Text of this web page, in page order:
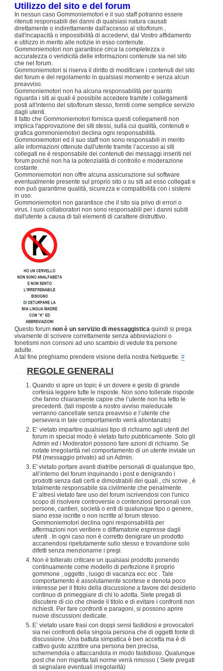
Utilizzo del sito e del forum
In nessun caso Gommoniemotori e il suo staff potranno essere
ritenuti responsabili dei danni di qualsiasi natura causati
direttamente o indirettamente dall'accesso al sito/forum ,
dall'incapacità o impossibilità di accedervi, dal Vostro affidamento
e utilizzo in merito alle notizie in esso contenute.
Gommoniemotori non garantisce circa la completezza o
accuratezza o veridicità delle informazioni contenute sia nel sito
che nel forum.
Gommoniemotori si riserva il diritto di modificare i contenuti del sito
del forum e del regolamento in qualsiasi momento e senza alcun
preavviso.
Gommoniemotori non ha alcuna responsabilità per quanto
riguarda i siti ai quali è possibile accedere tramite i collegamenti
posti all'interno del sito/forum stesso, forniti come semplice servizio
dagli utenti.
Il fatto che Gommoniemotori fornisca questi collegamenti non
implica l'approvazione dei siti stessi, sulla cui qualità, contenuti e
grafica gommoniemotori declina ogni responsabilità.
Gommoniemotori ed il suo staff non sono responsabili in merito
alle informazioni ottenute dall'utente tramite l’accesso ai siti
collegati ne è responsabile dei contenuti dei messaggi inseriti nel
forum poiché non ha la potenzialità di controllo e moderazione
costante.
Gommoniemotori non offre alcuna assicurazione sul software
eventualmente presente sul proprio sito o su siti ad esso collegati e
non può garantirne qualità, sicurezza e compatibilità con i sistemi
in uso.
Gommoniemotori non garantisce che il sito sia privo di errori o
virus. I suoi collaboratori non sono responsabili per i danni subiti
dall'utente a causa di tali elementi di carattere distruttivo.
Questo forum non è un servizio di messaggistica quindi si prega
vivamente di scrivere correttamente senza abbreviazioni o
fonetismi non consoni ad uno scambio di vedute tra persone
adulte.
A tal fine preghiamo prendere visione della nostra Netiquette. #
REGOLE GENERALI
Quando si apre un topic è un dovere e gesto di grande
cortesia leggere tutte le risposte. Non sono tollerate risposte
che fanno chiaramente capire che l’utente non ha letto le
precedenti. (tali risposte a nostro avviso maleducate
verranno cancellate senza preavviso e l’utente che
persevera in tale comportamento verrà allontanato)
E’ vietato impartire qualsiasi tipo di richiamo agli utenti del
forum in special modo è vietato farlo pubblicamente. Solo gli
Admin ed i Moderatori possono fare azioni di richiamo. Se
notate irregolarità nel comportamento di un utente inviate un
PM (messaggio privato) ad un Admin.
E' vietato portare avanti diatribe personali di qualunque tipo,
all’interno del forum inquinando i post e denigrando i
prodotti senza dati certi e dimostrabili dei quali , chi scrive , è
totalmente responsabile sia civilmente che penalmente.
E' altresì vietato fare uso del forum iscrivendosi con l'unico
scopo di risolvere controversie o contenziosi personali con
persone, cantieri, società o enti di qualunque tipo o genere,
siano esse iscritte o non iscritte al forum stesso.
Gommoniemotori declina ogni responsabilità per
affermazioni non veritiere o diffamatorie espresse dagli
utenti . In ogni caso non è corretto denigrare un prodotto
accanendosi ripetutamente sullo stesso e trovandone solo
difetti senza menzionarne i pregi.
Non è tollerato criticare un qualsiasi prodotto ponendo
continuamente come modello di perfezione il proprio
gommone , oggetto , luogo di vacanza ecc ecc . Tale
comportamento è assolutamente scortese e denota poco
interesse per il titolo della discussione a favore del desiderio
continuo di primeggiare di chi lo adotta. Siete pregati di
discutere di cio che chiede il titolo e di evitare i confronti non
richiesti. Per fare confronti e paragoni, si possono aprire
nuove discussioni dedicate.
E’ vietato usare frasi con doppi sensi fastidiosi e provocatori
sia nei confronti della singola persona che di oggetti fonte di
discussione. Una battuta simpatica è ben accetta ma è di
cattivo gusto azzittire una persona ben precisa,
schernendola o attaccandola in modo fastidioso. Qualunque
post che non rispetta tali norme verrà rimosso ( Siete pregati
di segnalare eventuali irregolarità)